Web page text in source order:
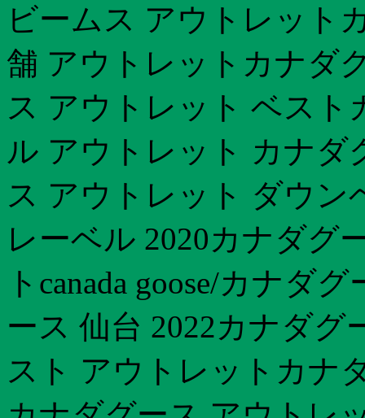
ビームス アウトレット
舗 アウトレットカナダ
ス アウトレット ベス
ル アウトレット カナダ
ス アウトレット ダウ
レーベル 2020カナダグ
トcanada goose/カナダ
ース 仙台 2022カナダ
スト アウトレットカナ